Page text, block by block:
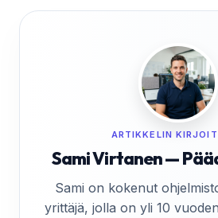
ARTIKKELIN
Sami Virtanen —
Sami on kokenut
yrittäjä, jolla on yli 10